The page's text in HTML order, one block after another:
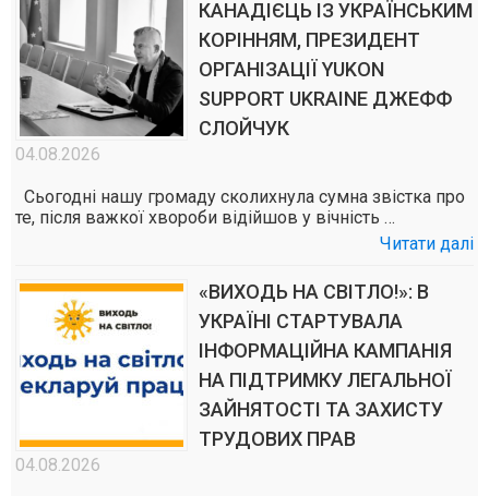
КАНАДІЄЦЬ ІЗ УКРАЇНСЬКИМ
КОРІННЯМ, ПРЕЗИДЕНТ
ОРГАНІЗАЦІЇ YUKON
SUPPORT UKRAINE ДЖЕФФ
СЛОЙЧУК
04.08.2026
Сьогодні нашу громаду сколихнула сумна звістка про
те, після важкої хвороби відійшов у вічність …
Читати далі
«ВИХОДЬ НА СВІТЛО!»: В
УКРАЇНІ СТАРТУВАЛА
ІНФОРМАЦІЙНА КАМПАНІЯ
НА ПІДТРИМКУ ЛЕГАЛЬНОЇ
ЗАЙНЯТОСТІ ТА ЗАХИСТУ
ТРУДОВИХ ПРАВ
04.08.2026